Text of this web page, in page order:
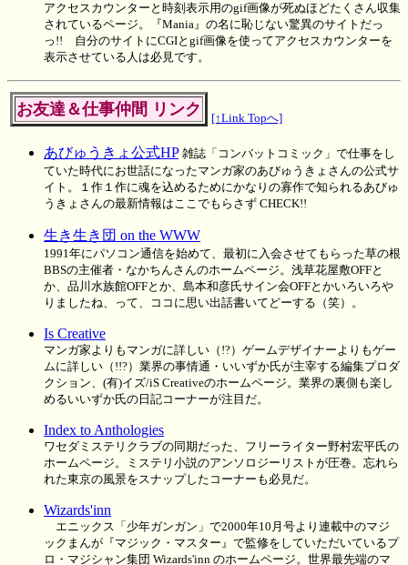
アクセスカウンターと時刻表示用のgif画像が死ぬほどたくさん収集
されているページ。『Mania』の名に恥じない驚異のサイトだっ
っ!! 自分のサイトにCGIとgif画像を使ってアクセスカウンターを
表示させている人は必見です。
お友達＆仕事仲間 リンク [↑Link Topへ]
あびゅうきょ公式HP 雑誌「コンバットコミック」で仕事をし
ていた時代にお世話になったマンガ家のあびゅうきょさんの公式サ
イト。１作１作に魂を込めるためにかなりの寡作で知られるあびゅ
うきょさんの最新情報はここでもらさず CHECK!!
生き生き団 on the WWW
1991年にパソコン通信を始めて、最初に入会させてもらった草の根
BBSの主催者・なかちんさんのホームページ。浅草花屋敷OFFと
か、品川水族館OFFとか、島本和彦氏サイン会OFFとかいろいろや
りましたね、って、ココに思い出話書いてどーする（笑）。
Is Creative
マンガ家よりもマンガに詳しい（!?）ゲームデザイナーよりもゲー
ムに詳しい（!!?）業界の事情通・いいずか氏が主宰する編集プロダ
クション、(有)イズ/iS Creativeのホームページ。業界の裏側も楽し
めるいいずか氏の日記コーナーが注目だ。
Index to Anthologies
ワセダミステリクラブの同期だった、フリーライター野村宏平氏の
ホームページ。ミステリ小説のアンソロジーリストが圧巻。忘れら
れた東京の風景をスナップしたコーナーも必見だ。
Wizards'inn
エニックス「少年ガンガン」で2000年10月号より連載中のマジ
ックまんが『マジック・マスター』で監修をしていただいているプ
ロ・マジシャン集団 Wizards'inn のホームページ。世界最先端のマ